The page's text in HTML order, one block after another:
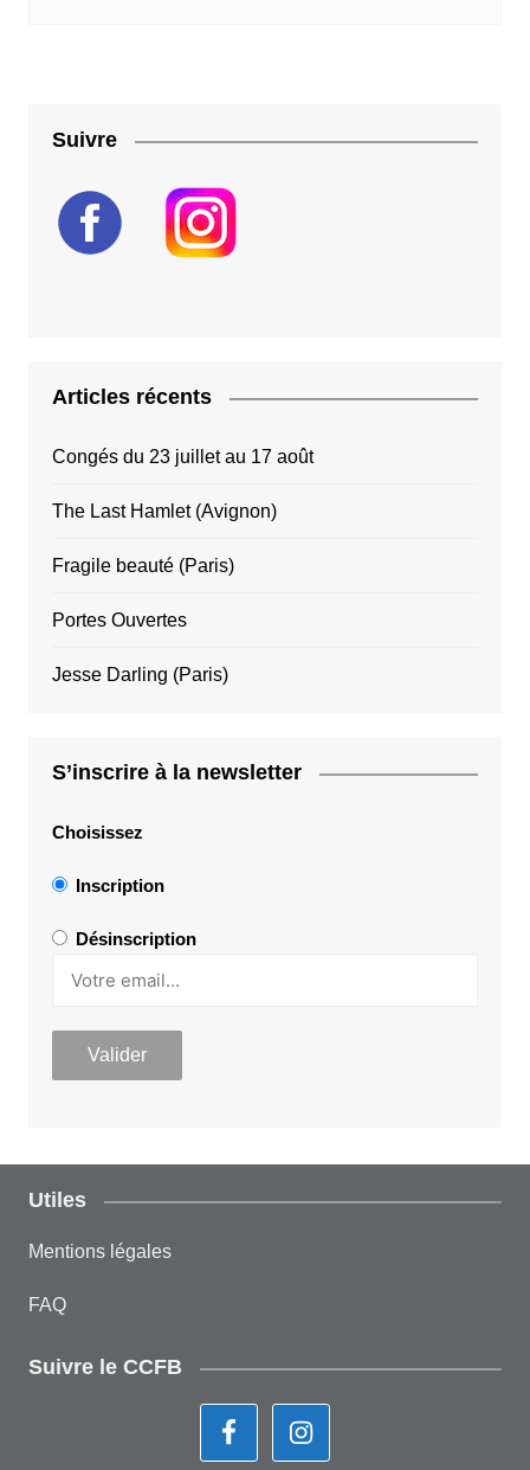
Suivre
Articles récents
Congés du 23 juillet au 17 août
The Last Hamlet (Avignon)
Fragile beauté (Paris)
Portes Ouvertes
Jesse Darling (Paris)
S’inscrire à la newsletter
Choisissez
Inscription
Désinscription
Utiles
Mentions légales
FAQ
Suivre le CCFB